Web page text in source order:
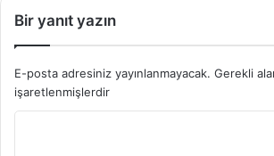
Bir yanıt yazın
E-posta adresiniz yayınlanmayacak. Gerekli
işaretlenmişlerdir